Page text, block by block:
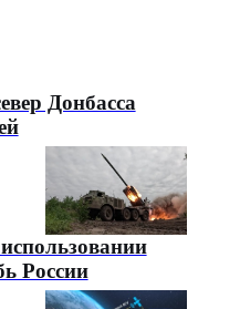
Донбасса
России